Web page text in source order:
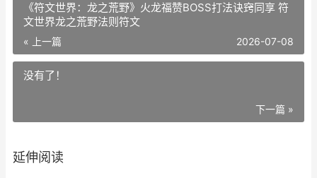
《符文世界：龙之荒野》火龙福赞BOSS打法诀窍同享 符
文世界龙之荒野法则符文
« 上一篇 2026-07-08
没有了！
下一篇 »
延伸阅读